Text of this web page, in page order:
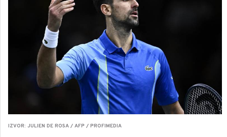
IZVOR: JULIEN DE ROSA / AFP / PROFIMEDIA